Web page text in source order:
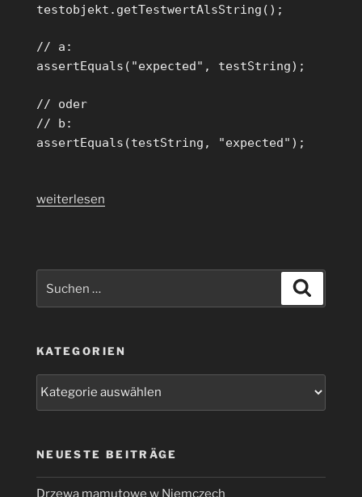
testobjekt.getTestwertAlsString();
// a:
assertEquals("expected", testString);
// oder
// b:
assertEquals(testString, "expected");
„JUnit
weiterlesen
nach:
KATEGORIEN
NEUESTE BEITRÄGE
Drzewa mamutowe w Niemczech